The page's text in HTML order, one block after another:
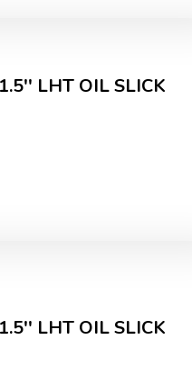
LHT OIL SLICK
LHT OIL SLICK